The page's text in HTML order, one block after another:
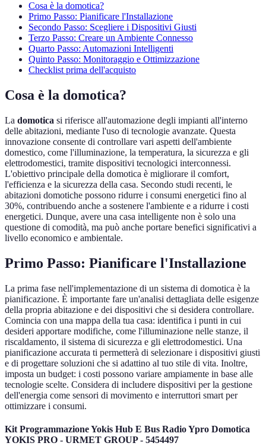
Cosa è la domotica?
Primo Passo: Pianificare l'Installazione
Secondo Passo: Scegliere i Dispositivi Giusti
Terzo Passo: Creare un Ambiente Connesso
Quarto Passo: Automazioni Intelligenti
Quinto Passo: Monitoraggio e Ottimizzazione
Checklist prima dell'acquisto
Cosa è la domotica?
La domotica si riferisce all'automazione degli impianti all'interno
delle abitazioni, mediante l'uso di tecnologie avanzate. Questa
innovazione consente di controllare vari aspetti dell'ambiente
domestico, come l'illuminazione, la temperatura, la sicurezza e gli
elettrodomestici, tramite dispositivi tecnologici interconnessi.
L'obiettivo principale della domotica è migliorare il comfort,
l'efficienza e la sicurezza della casa. Secondo studi recenti, le
abitazioni domotiche possono ridurre i consumi energetici fino al
30%, contribuendo anche a sostenere l'ambiente e a ridurre i costi
energetici. Dunque, avere una casa intelligente non è solo una
questione di comodità, ma può anche portare benefici significativi a
livello economico e ambientale.
Primo Passo: Pianificare l'Installazione
La prima fase nell'implementazione di un sistema di domotica è la
pianificazione. È importante fare un'analisi dettagliata delle esigenze
della propria abitazione e dei dispositivi che si desidera controllare.
Comincia con una mappa della tua casa: identifica i punti in cui
desideri apportare modifiche, come l'illuminazione nelle stanze, il
riscaldamento, il sistema di sicurezza e gli elettrodomestici. Una
pianificazione accurata ti permetterà di selezionare i dispositivi giusti
e di progettare soluzioni che si adattino al tuo stile di vita. Inoltre,
imposta un budget: i costi possono variare ampiamente in base alle
tecnologie scelte. Considera di includere dispositivi per la gestione
dell'energia come sensori di movimento e interruttori smart per
ottimizzare i consumi.
Kit Programmazione Yokis Hub E Bus Radio Ypro Domotica
YOKIS PRO - URMET GROUP - 5454497